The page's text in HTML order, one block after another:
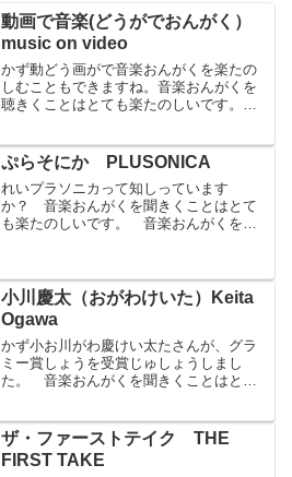
動画で音楽(どうがでおんがく）
music on video
かず動どう画がで音楽おんがくを楽たの
しむこともできますね。音楽おんがくを
聴きくことはとても楽たのしいです。最
す。インターネットにつながるスマート
フォンやテレビがあれば、...
ぷらそにか PLUSONICA
れいプラソニカって知しっています
か？ 音楽おんがくを聞きくことはとて
も楽たのしいです。 音楽おんがくを動
無料むりょうで動どう画がを楽たのしむ
ことができます。どうが...
小川慶太（おがわけいた）Keita
Ogawa
かず小お川がわ慶けい太たさんが、グラ
ミー賞しょうを受賞じゅしょうしまし
た。 音楽おんがくを聞きくことはとて
しいです。 音楽おんがくは、日に本ほ
んだけでなく世せ界かい中じ...
ザ・ファーストテイク THE
FIRST TAKE